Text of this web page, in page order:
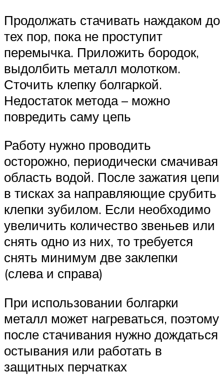
Продолжать стачивать наждаком до
тех пор, пока не проступит
перемычка. Приложить бородок,
выдолбить металл молотком.
Сточить клепку болгаркой.
Недостаток метода – можно
повредить саму цепь
Работу нужно проводить
осторожно, периодически смачивая
область водой. После зажатия цепи
в тисках за направляющие срубить
клепки зубилом. Если необходимо
увеличить количество звеньев или
снять одно из них, то требуется
снять минимум две заклепки
(слева и справа)
При использовании болгарки
металл может нагреваться, поэтому
после стачивания нужно дождаться
остывания или работать в
защитных перчатках